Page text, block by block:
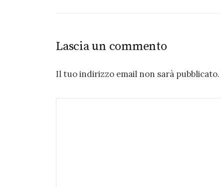
Lascia un commento
Il tuo indirizzo email non sarà pubblicato.